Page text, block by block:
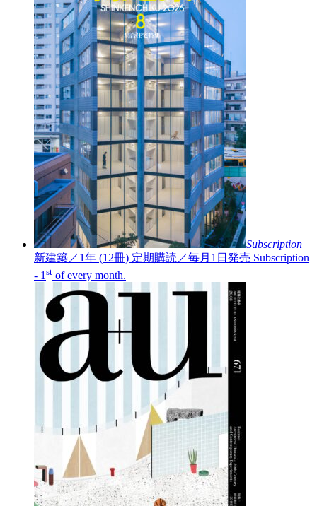
Subscription
新建築／1年 (12冊) 定期購読／毎月1日発売 Subscription
- 1 st of every month.